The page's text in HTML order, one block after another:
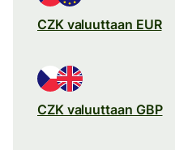
CZK valuuttaan EUR
CZK valuuttaan GBP